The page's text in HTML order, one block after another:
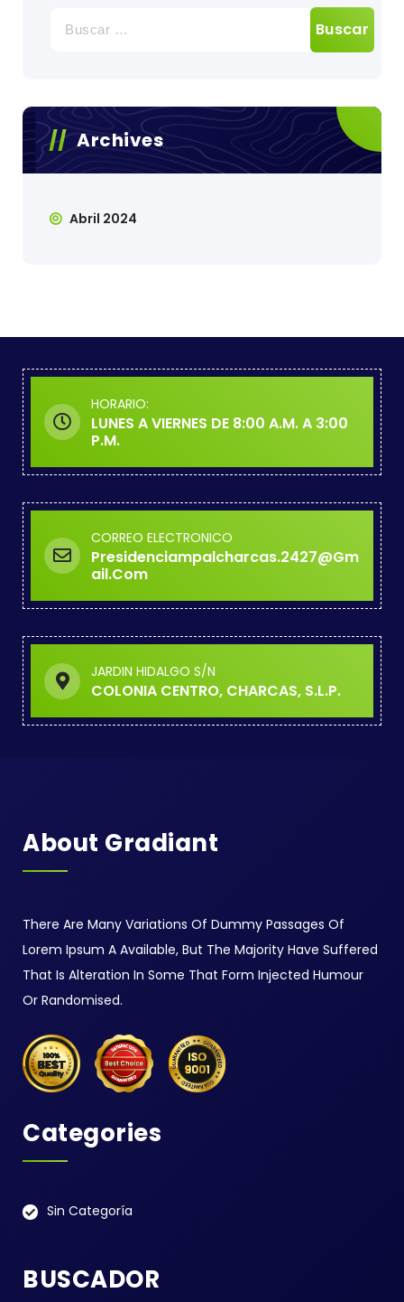
Archives
Abril 2024
HORARIO:
LUNES A VIERNES DE 8:00 A.M. A 3:00
P.M.
CORREO ELECTRONICO
Presidenciampalcharcas.2427@gm
Ail.com
JARDIN HIDALGO S/N
COLONIA CENTRO, CHARCAS, S.L.P.
About Gradiant
There Are Many Variations Of Dummy Passages Of
Lorem Ipsum A Available, But The Majority Have Suffered
That Is Alteration In Some That Form Injected Humour
Or Randomised.
Categories
Sin Categoría
BUSCADOR